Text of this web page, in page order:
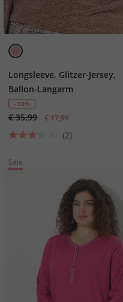
Longsleeve, Glitzer-Jersey,
Ballon-Langarm
- 50%
€ 35,99 € 17,99
(2)
Sale